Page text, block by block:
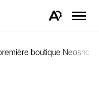
Ouvrez
d'accessibilité.
la
boutique Neoshop